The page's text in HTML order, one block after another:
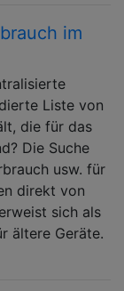
im
Liste von
die für das
Die Suche
usw. für
direkt von
sich als
ältere Geräte.